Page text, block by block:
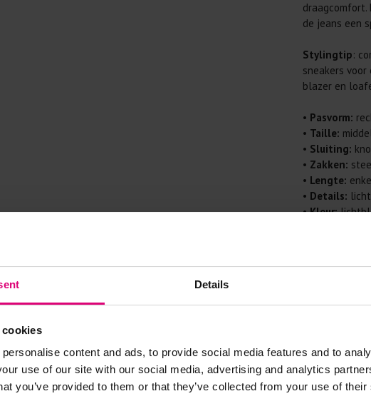
Details
content and ads, to provide social media features and to
use of our site with our social media, advertising and analytics
you’ve provided to them or that they’ve collected from your use of
Was
buitenkant.
Wees
genoeg.
Was zo
Doe de
kreuken/
Gebruik
artikelen
Selecteer
wasmiddel.
Droog het
Controleer
draagcomfort.
de jeans een
Stylingtip:
sneakers
blazer en
• Pasvorm:
• Taille:
• Sluiting:
• Zakken:
• Lengte:
• Details:
•Kleur: